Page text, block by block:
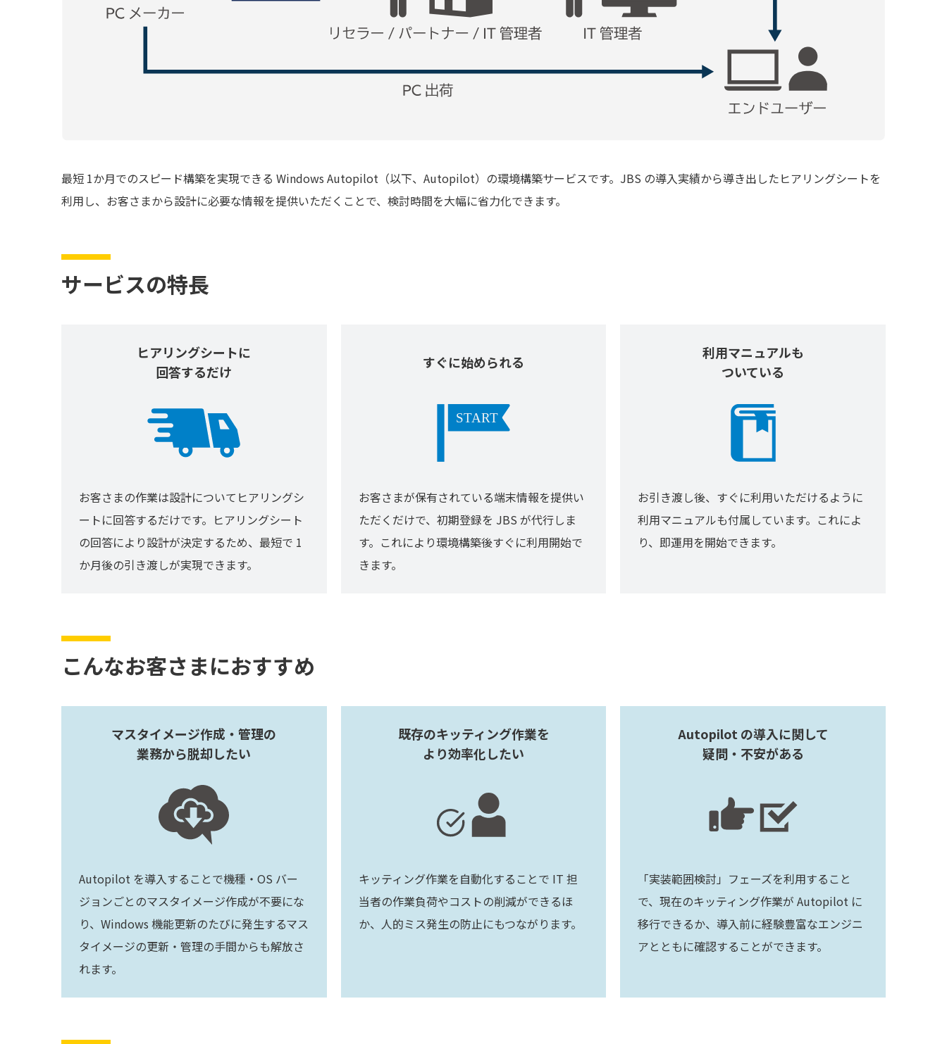
最短 1か月でのスピード構築を実現できる Windows Autopilot（以下、Autopilot）の環境構築サービスです。JBS の導入実績から導き出したヒアリングシートを
利用し、お客さまから設計に必要な情報を提供いただくことで、検討時間を大幅に省力化できます。
サービスの特長
ヒアリングシートに
回答するだけ
お客さまの作業は設計についてヒアリングシ
ートに回答するだけです。ヒアリングシート
の回答により設計が決定するため、最短で 1
か月後の引き渡しが実現できます。
すぐに始められる
お客さまが保有されている端末情報を提供い
ただくだけで、初期登録を JBS が代行しま
す。これにより環境構築後すぐに利用開始で
きます。
利用マニュアルも
ついている
お引き渡し後、すぐに利用いただけるように
利用マニュアルも付属しています。これによ
り、即運用を開始できます。
こんなお客さまにおすすめ
マスタイメージ作成・管理の
業務から脱却したい
Autopilot を導入することで機種・OS バー
ジョンごとのマスタイメージ作成が不要にな
り、Windows 機能更新のたびに発生するマス
タイメージの更新・管理の手間からも解放さ
れます。
既存のキッティング作業を
より効率化したい
キッティング作業を自動化することで IT 担
当者の作業負荷やコストの削減ができるほ
か、人的ミス発生の防止にもつながります。
Autopilot の導入に関して
疑問・不安がある
「実装範囲検討」フェーズを利用すること
で、現在のキッティング作業が Autopilot に
移行できるか、導入前に経験豊富なエンジニ
アとともに確認することができます。